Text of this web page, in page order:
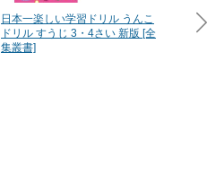
日本一楽しい学習ドリル うんこ
ドリル すうじ 3・4さい 新版 [全
集叢書]
４歳
るか